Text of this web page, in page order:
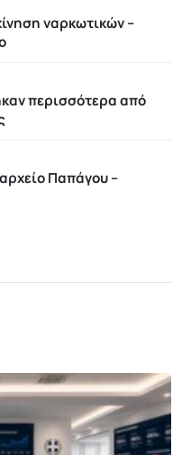
ναρκωτικών –
περισσότερα από
Παπάγου –